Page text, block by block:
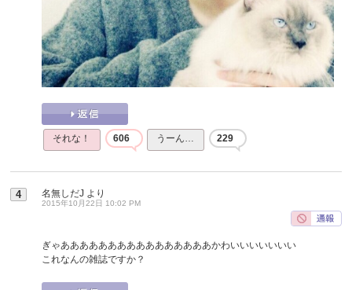
それな！ 606 うーん… 229
4 名無しだJ より
2015年10月22日 10:02 PM
ぎゃああああああああああああああああかわいいいいいいい
これなんの雑誌ですか？